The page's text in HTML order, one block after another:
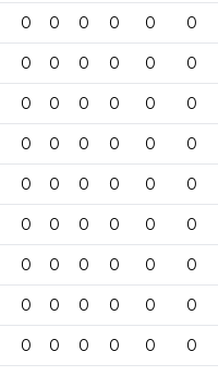
0 0 0 0 0 0
0 0 0 0 0 0
0 0 0 0 0 0
0 0 0 0 0 0
0 0 0 0 0 0
0 0 0 0 0 0
0 0 0 0 0 0
0 0 0 0 0 0
0 0 0 0 0 0